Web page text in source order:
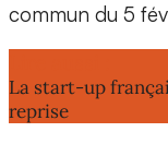
commun du 5
La start-up
reprise